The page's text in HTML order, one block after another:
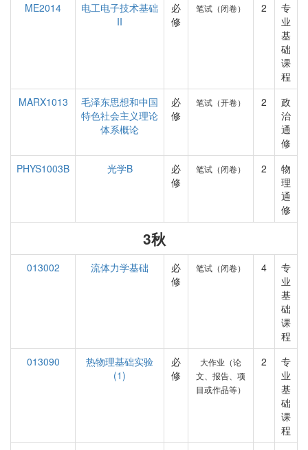
ME2014
电工电子技术基础
II
必
修
笔试（闭卷） 2
专
业
基
础
课
程
MARX1013
毛泽东思想和中国
特色社会主义理论
体系概论
必
修
笔试（开卷） 2
政
治
通
修
PHYS1003B
光学B
必
修
笔试（闭卷） 2
物
理
通
修
3秋
013002 流体力学基础
必
修
笔试（闭卷） 4
专
业
基
础
课
程
013090
热物理基础实验
(1)
必
修
大作业（论
文、报告、项
目或作品等）
2
专
业
基
础
课
程